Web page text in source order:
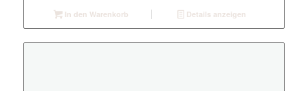
In den Warenkorb Details anzeigen